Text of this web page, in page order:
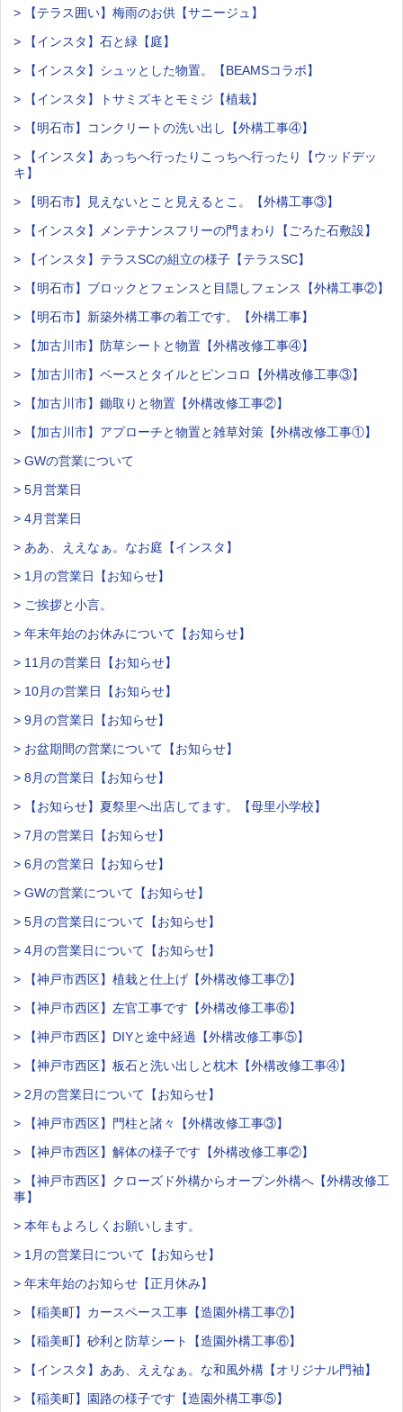
> 【テラス囲い】梅雨のお供【サニージュ】
> 【インスタ】石と緑【庭】
> 【インスタ】シュッとした物置。【BEAMSコラボ】
> 【インスタ】トサミズキとモミジ【植栽】
> 【明石市】コンクリートの洗い出し【外構工事④】
> 【インスタ】あっちへ行ったりこっちへ行ったり【ウッドデッ
キ】
> 【明石市】見えないとこと見えるとこ。【外構工事③】
> 【インスタ】メンテナンスフリーの門まわり【ごろた石敷設】
> 【インスタ】テラスSCの組立の様子【テラスSC】
> 【明石市】ブロックとフェンスと目隠しフェンス【外構工事②】
> 【明石市】新築外構工事の着工です。【外構工事】
> 【加古川市】防草シートと物置【外構改修工事④】
> 【加古川市】ベースとタイルとピンコロ【外構改修工事③】
> 【加古川市】鋤取りと物置【外構改修工事②】
> 【加古川市】アプローチと物置と雑草対策【外構改修工事①】
> GWの営業について
> 5月営業日
> 4月営業日
> ああ、ええなぁ。なお庭【インスタ】
> 1月の営業日【お知らせ】
> ご挨拶と小言。
> 年末年始のお休みについて【お知らせ】
> 11月の営業日【お知らせ】
> 10月の営業日【お知らせ】
> 9月の営業日【お知らせ】
> お盆期間の営業について【お知らせ】
> 8月の営業日【お知らせ】
> 【お知らせ】夏祭里へ出店してます。【母里小学校】
> 7月の営業日【お知らせ】
> 6月の営業日【お知らせ】
> GWの営業について【お知らせ】
> 5月の営業日について【お知らせ】
> 4月の営業日について【お知らせ】
> 【神戸市西区】植栽と仕上げ【外構改修工事⑦】
> 【神戸市西区】左官工事です【外構改修工事⑥】
> 【神戸市西区】DIYと途中経過【外構改修工事⑤】
> 【神戸市西区】板石と洗い出しと枕木【外構改修工事④】
> 2月の営業日について【お知らせ】
> 【神戸市西区】門柱と諸々【外構改修工事③】
> 【神戸市西区】解体の様子です【外構改修工事②】
> 【神戸市西区】クローズド外構からオープン外構へ【外構改修工
事】
> 本年もよろしくお願いします。
> 1月の営業日について【お知らせ】
> 年末年始のお知らせ【正月休み】
> 【稲美町】カースペース工事【造園外構工事⑦】
> 【稲美町】砂利と防草シート【造園外構工事⑥】
> 【インスタ】ああ、ええなぁ。な和風外構【オリジナル門袖】
> 【稲美町】園路の様子です【造園外構工事⑤】